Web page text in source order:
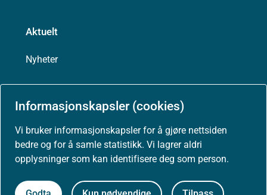
Informasjonskapsler (cookies)
Vi bruker informasjonskapsler for å gjøre nettsiden
bedre og for å samle statistikk. Vi lagrer aldri
opplysninger som kan identifisere deg som person.
Aktuelt
Nyheter
Høringer
Presse